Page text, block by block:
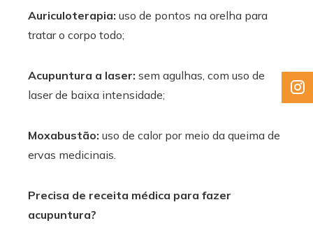
Auriculoterapia: uso de pontos na orelha para
tratar o corpo todo;
Acupuntura a laser: sem agulhas, com uso de
laser de baixa intensidade;
Moxabustão: uso de calor por meio da queima de
ervas medicinais.
Precisa de receita médica para fazer
acupuntura?